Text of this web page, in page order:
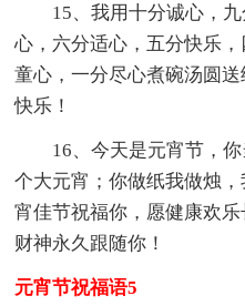
15、我用十分诚心，
心，六分适心，五分快乐
童心，一分尽心煮碗汤圆
快乐！
16、今天是元宵节，
个大元宵；你做纸我做烛
宵佳节祝福你，愿健康欢
财神永久跟随你！
元宵节祝福语5